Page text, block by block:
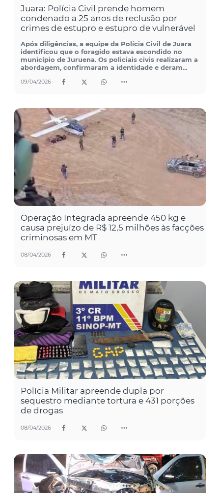
Juara: Polícia Civil prende homem
condenado a 25 anos de reclusão por
crimes de estupro e estupro de vulnerável
Após diligências, a equipe da Polícia Civil de Juara
identificou que o foragido estava escondido no
município de Juruena. Os policiais civis realizaram a
abordagem, confirmaram a identidade e deram...
09/04/2026
Operação Integrada apreende 450 kg e
causa prejuízo de R$ 12,5 milhões às facções
criminosas em MT
08/04/2026
Polícia Militar apreende dupla por
sequestro mediante tortura e 431 porções
de drogas
08/04/2026